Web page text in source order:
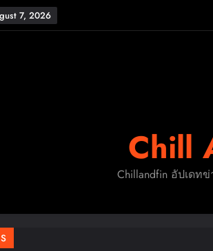
7, 2026
รู้จัก
FLO
Chill
Chillandfin อัปเดท